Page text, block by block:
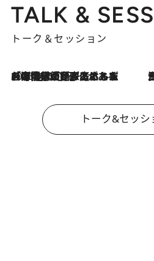
TALK &
トーク＆セッション
2026.8.3
「今後値上げがあるとすれば…」「リスクがあるのは今年の冬」エネルギー専門家が語る、ホルムズ海峡封鎖が家庭にもたらす“ある心配” 「住宅
トーク&セッシ